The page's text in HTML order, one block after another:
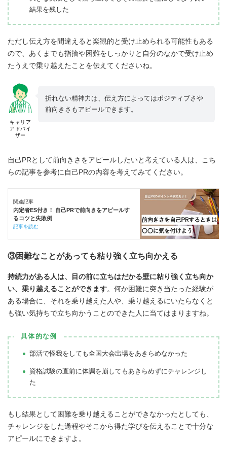
結果を残した
ただし伝え方を間違えると楽観的と受け止められる可能性もある
ので、あくまでも指摘や困難をしっかりと自分のなかで受け止め
たうえで乗り越えたことを伝えてくださいね。
キャリア
アドバイ
ザー
折れない精神力は、伝え方によってはポジティブさや
前向きさもアピールできます。
自己PRとして前向きさをアピールしたいと考えている人は、こち
らの記事を参考に自己PRの内容を考えてみてください。
関連記事
内定者ES付き！ 自己PRで前向きをアピールす
るコツと失敗例
記事を読む
③困難なことがあっても粘り強く立ち向かえる
持続力がある人は、目の前に立ちはだかる壁に粘り強く立ち向か
い、乗り越えることができます。何か困難に突き当たった経験が
ある場合に、それを乗り越えた人や、乗り越えるにいたらなくと
も強い気持ちで立ち向かうことのできた人に当てはまりますね。
具体的な例
部活で怪我をしても全国大会出場をあきらめなかった
資格試験の直前に体調を崩してもあきらめずにチャレンジし
た
もし結果として困難を乗り越えることができなかったとしても、
チャレンジをした過程やそこから得た学びを伝えることで十分な
アピールにできますよ。